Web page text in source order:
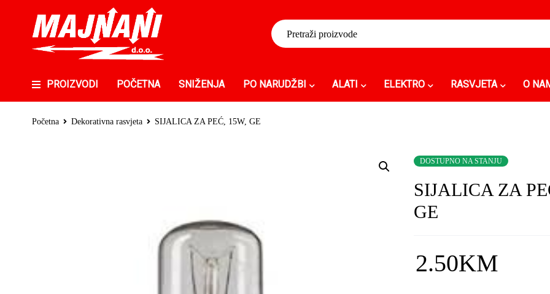
PROIZVODI POČETNA SNIŽENJA PO NARUDŽBI ALATI ELEKTRO RASVJETA O
Početna Dekorativna rasvjeta SIJALICA ZA PEĆ, 15W, GE
DOSTUPNO NA STANJU
SIJALICA ZA
GE
2.50KM